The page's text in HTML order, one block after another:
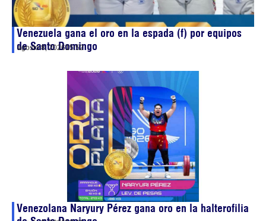
Venezuela gana el oro en la espada (f) por equipos
de Santo Domingo
agosto 8, 202615:52
Venezolana Naryury Pérez gana oro en la halterofilia